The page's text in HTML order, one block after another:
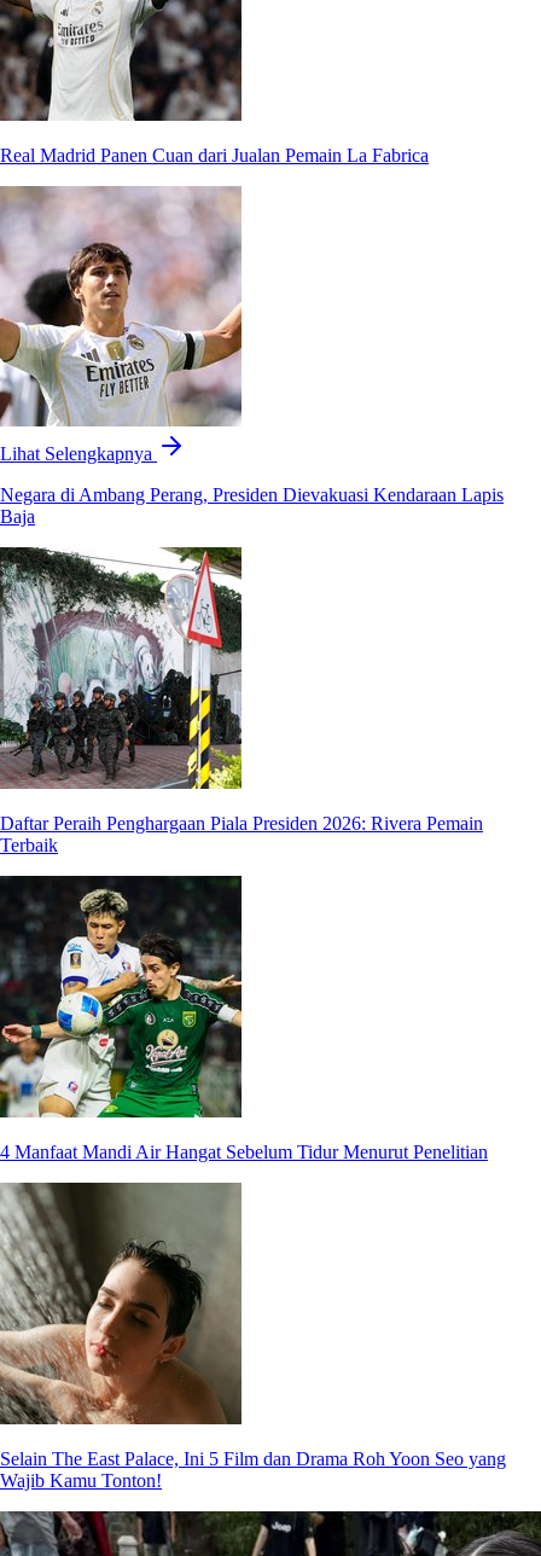
Real Madrid Panen Cuan dari Jualan Pemain La Fabrica
Lihat Selengkapnya
Negara di Ambang Perang, Presiden Dievakuasi Kendaraan Lapis
Baja
Daftar Peraih Penghargaan Piala Presiden 2026: Rivera Pemain
Terbaik
4 Manfaat Mandi Air Hangat Sebelum Tidur Menurut Penelitian
Selain The East Palace, Ini 5 Film dan Drama Roh Yoon Seo yang
Wajib Kamu Tonton!